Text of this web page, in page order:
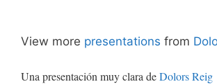
View more presentations from
Una presentación muy clara deDolors Reig